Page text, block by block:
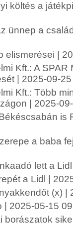
költés a
ünnep a
elismerései |
Kft.: A SPAR
| 2025-09-
Kft.: Több
| 2025-
is
a baba
lett a
a Lidl |
(x) |
| 2025-05-15
borászatok